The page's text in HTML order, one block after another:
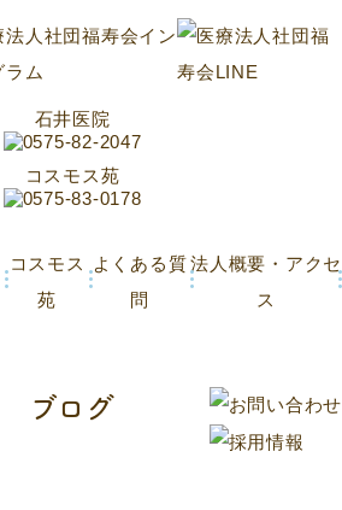
石井医院
コスモス苑
コスモス
苑
よくある質
問
法人概要・アクセ
ス
ブログ